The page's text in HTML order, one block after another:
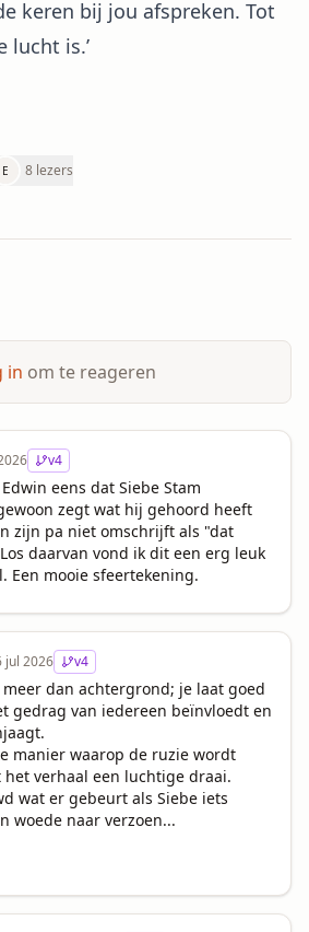
keren bij jou afspreken. Tot
lucht is.’
E 8 lezers
in om te reageren
v4
eens dat Siebe Stam
zegt wat hij gehoord heeft
zijn pa niet omschrijft als "dat
daarvan vond ik dit een erg leuk
Een mooie sfeertekening.
jul 2026 v4
dan achtergrond; je laat goed
gedrag van iedereen beïnvloedt en
manier waarop de ruzie wordt
verhaal een luchtige draai.
wat er gebeurt als Siebe iets
woede naar verzoen...